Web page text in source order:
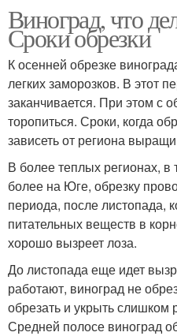
Виноград, что
Сроки обрезки
К осенней обрезке
легких заморозков. В этот
заканчивается. При этом с
торопиться. Сроки, когда
зависеть от региона
В более теплых регионах,
более на Юге, обрезку
периода, после листопада,
питательных веществ в
хорошо вызреет лоза.
До листопада еще идет
работают, виноград не
обрезать и укрыть слишком
Средней полосе виноград